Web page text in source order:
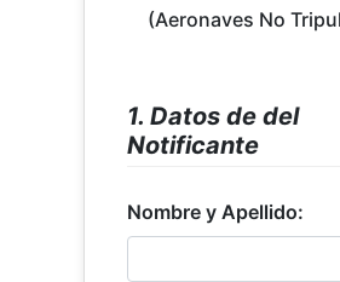
(Aeronaves No
1. Datos de del
Notificante
Nombre y Apellido: